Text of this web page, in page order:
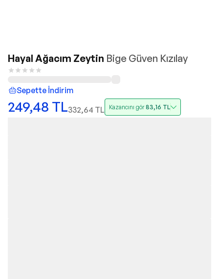
Hayal Ağacım Zeytin Bige Güven Kızılay
Sepette İndirim
249,48 TL332,64 TL Kazancını gör83,16 TL